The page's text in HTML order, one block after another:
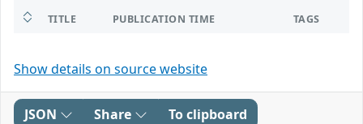
TITLE PUBLICATION TIME TAGS
Show details on source website
JSON Share To clipboard